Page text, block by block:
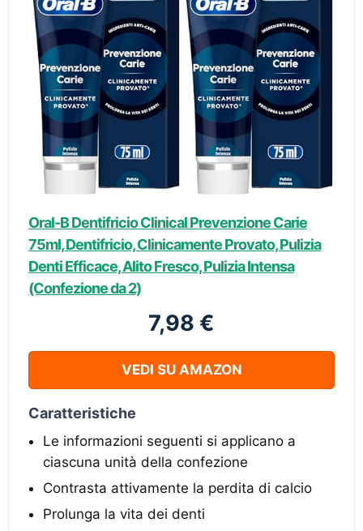
Oral-B Dentifricio Clinical Prevenzione Carie
75ml, Dentifricio, Clinicamente Provato, Pulizia
Denti Efficace, Alito Fresco, Pulizia Intensa
(Confezione da 2)
7,98 €
VEDI SU AMAZON
Caratteristiche
Le informazioni seguenti si applicano a
ciascuna unità della confezione
Contrasta attivamente la perdita di calcio
Prolunga la vita dei denti